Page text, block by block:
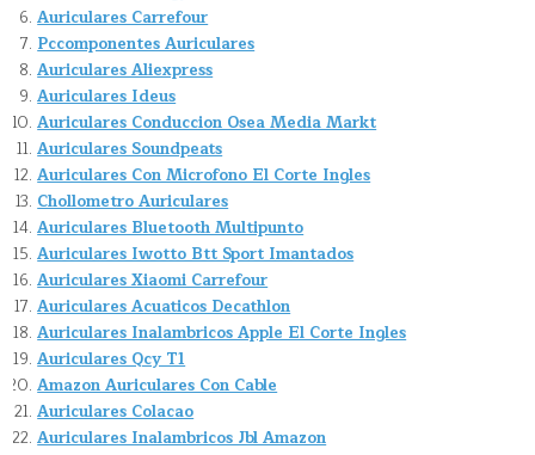
Auriculares Carrefour
Pccomponentes Auriculares
Auriculares Aliexpress
Auriculares Ideus
Auriculares Conduccion Osea Media Markt
Auriculares Soundpeats
Auriculares Con Microfono El Corte Ingles
Chollometro Auriculares
Auriculares Bluetooth Multipunto
Auriculares Iwotto Btt Sport Imantados
Auriculares Xiaomi Carrefour
Auriculares Acuaticos Decathlon
Auriculares Inalambricos Apple El Corte Ingles
Auriculares Qcy T1
Amazon Auriculares Con Cable
Auriculares Colacao
Auriculares Inalambricos Jbl Amazon